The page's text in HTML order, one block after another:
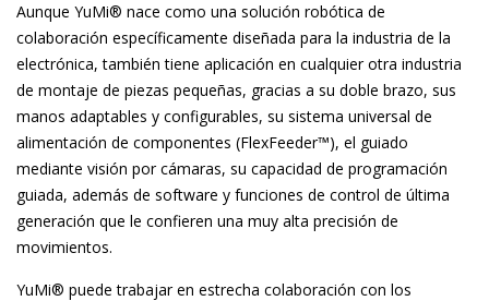
Aunque YuMi® nace como una solución robótica de
colaboración específicamente diseñada para la industria de la
electrónica, también tiene aplicación en cualquier otra industria
de montaje de piezas pequeñas, gracias a su doble brazo, sus
manos adaptables y configurables, su sistema universal de
alimentación de componentes (FlexFeeder™), el guiado
mediante visión por cámaras, su capacidad de programación
guiada, además de software y funciones de control de última
generación que le confieren una muy alta precisión de
movimientos.
YuMi® puede trabajar en estrecha colaboración con los